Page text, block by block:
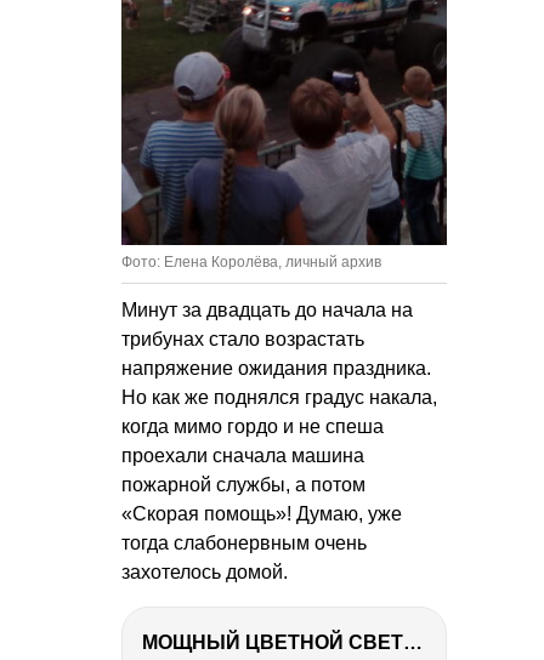
Фото: Елена Королёва, личный архив
Минут за двадцать до начала на
трибунах стало возрастать
напряжение ожидания праздника.
Но как же поднялся градус накала,
когда мимо гордо и не спеша
проехали сначала машина
пожарной службы, а потом
«Скорая помощь»! Думаю, уже
тогда слабонервным очень
захотелось домой.
МОЩНЫЙ ЦВЕТНОЙ СВЕТ – NANLITE FC-500C